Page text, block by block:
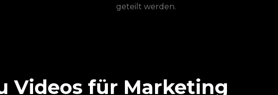
geteilt werden.
Videos für Marketing